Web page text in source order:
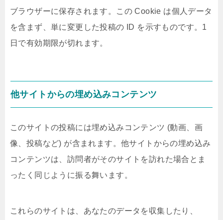
ブラウザーに保存されます。この Cookie は個人データ
を含まず、単に変更した投稿の ID を示すものです。1
日で有効期限が切れます。
他サイトからの埋め込みコンテンツ
このサイトの投稿には埋め込みコンテンツ (動画、画
像、投稿など) が含まれます。他サイトからの埋め込み
コンテンツは、訪問者がそのサイトを訪れた場合とま
ったく同じように振る舞います。
これらのサイトは、あなたのデータを収集したり、